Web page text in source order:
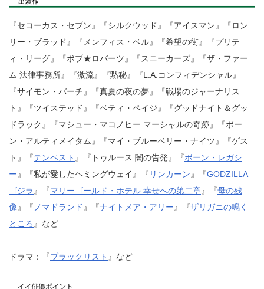
『セコーカス・セブン』『シルクウッド』『アイスマン』『ロン
リー・ブラッド』『メンフィス・ベル』『希望の街』『プリテ
ィ・リーグ』『ボブ★ロバーツ』『スニーカーズ』『ザ・ファー
ム 法律事務所』『激流』『黙秘』『L.A.コンフィデンシャル』
『サイモン・バーチ』『真夏の夜の夢』『戦場のジャーナリス
ト』『ツイステッド』『ベティ・ペイジ』『グッドナイト＆グッ
ドラック』『マシュー・マコノヒー マーシャルの奇跡』『ボー
ン・アルティメイタム』『マイ・ブルーベリー・ナイツ』『ゲス
ト』『テンペスト 』『トゥルース 闇の告発』『ボーン・レガシ
ー』『私が愛したヘミングウェイ』『 リンカーン』『GODZILLA
ゴジラ 』『マリーゴールド・ホテル 幸せへの第二章』『母の残
像』『 ノマドランド 』『ナイトメア・アリー』『ザリガニの鳴く
ところ 』など
ドラマ：『ブラックリスト 』など